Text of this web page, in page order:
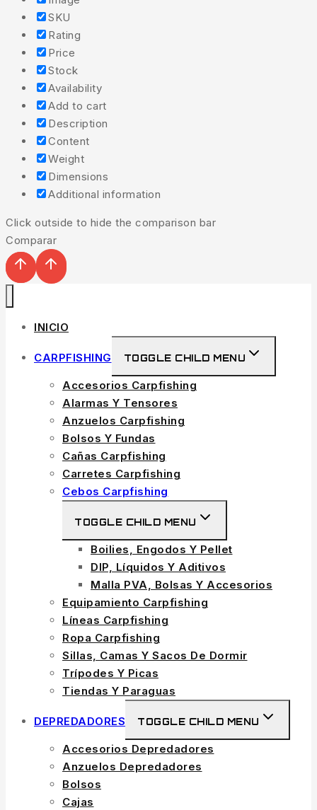
SKU
Rating
Price
Stock
Availability
Add to cart
Description
Content
Weight
Dimensions
Additional information
Click outside to hide the comparison bar
Comparar
INICIO
CARPFISHING TOGGLE CHILD MENU
Accesorios Carpfishing
Alarmas Y Tensores
Anzuelos Carpfishing
Bolsos Y Fundas
Cañas Carpfishing
Carretes Carpfishing
Cebos Carpfishing
TOGGLE CHILD MENU
Boilies, Engodos Y Pellet
DIP, Líquidos Y Aditivos
Malla PVA, Bolsas Y Accesorios
Equipamiento Carpfishing
Líneas Carpfishing
Ropa Carpfishing
Sillas, Camas Y Sacos De Dormir
Trípodes Y Picas
Tiendas Y Paraguas
DEPREDADORES TOGGLE CHILD MENU
Accesorios Depredadores
Anzuelos Depredadores
Bolsos
Cajas